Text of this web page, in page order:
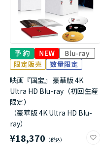
映画『国宝』 豪華版 4K
Ultra HD Blu-ray（初回生産
限定）
（豪華版 4K Ultra HD Blu-
ray）
¥18,370